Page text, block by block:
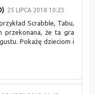
25 LIPCA 2018 10:23
Scrabble, Tabu,
przekonana, że ta gra
Pokażę dzieciom i